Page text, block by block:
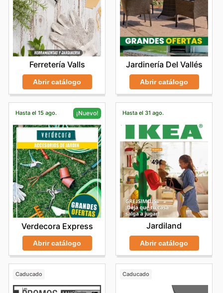
Ferretería Valls
Abrir catálogo
Jardinería Del Vallés
Abrir catálogo
Hasta el 15 ago. ¡Nuevo!
Verdecora Express
Abrir catálogo
Hasta el 31 ago.
Jardiland
Abrir catálogo
Caducado Caducado